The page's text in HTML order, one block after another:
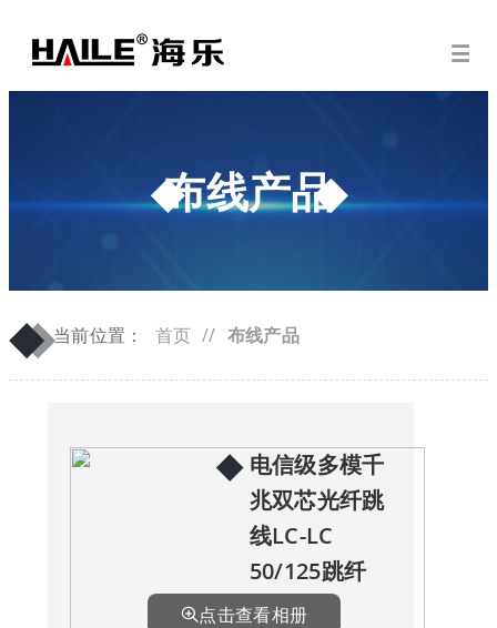
布线产品
◆
◆当前位置： 首页 // 布线产品
点击查看相册
◆ 电信级多模千
兆双芯光纤跳
线LC-LC
50/125跳纤